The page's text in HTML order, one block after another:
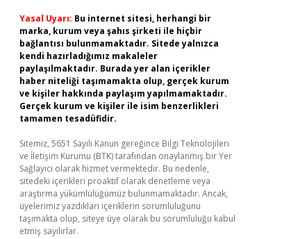
Yasal Uyarı: Bu internet sitesi, herhangi bir
marka, kurum veya şahıs şirketi ile hiçbir
bağlantısı bulunmamaktadır. Sitede yalnızca
kendi hazırladığımız makaleler
paylaşılmaktadır. Burada yer alan içerikler
haber niteliği taşımamakta olup, gerçek kurum
ve kişiler hakkında paylaşım yapılmamaktadır.
Gerçek kurum ve kişiler ile isim benzerlikleri
tamamen tesadüfidir.
Sitemiz, 5651 Sayılı Kanun gereğince Bilgi Teknolojileri
ve İletişim Kurumu (BTK) tarafından onaylanmış bir Yer
Sağlayıcı olarak hizmet vermektedir. Bu nedenle,
sitedeki içerikleri proaktif olarak denetleme veya
araştırma yükümlülüğümüz bulunmamaktadır. Ancak,
üyelerimiz yazdıkları içeriklerin sorumluluğunu
taşımakta olup, siteye üye olarak bu sorumluluğu kabul
etmiş sayılırlar.